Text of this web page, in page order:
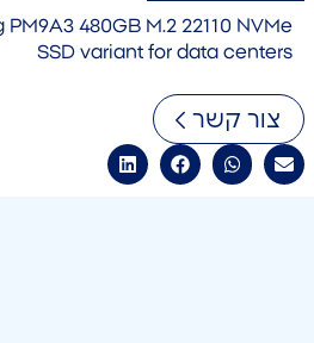
480GB M.2 22110 NVMe
SSD variant for data centers
צור קשר